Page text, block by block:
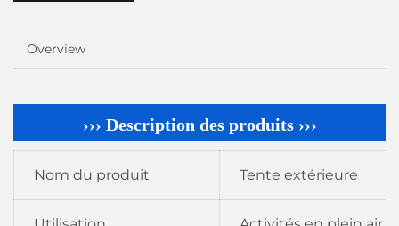
Overview
››› Description des produits ›››
Nom du produit Tente extérieure